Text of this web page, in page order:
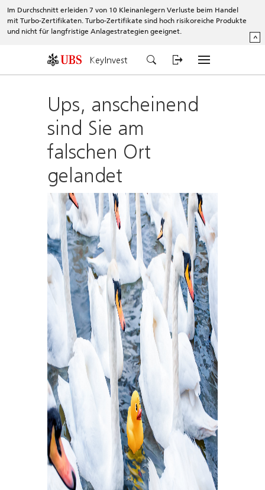
Im Durchschnitt erleiden 7 von 10 Kleinanlegern Verluste beim Handel
mit Turbo-Zertifikaten. Turbo-Zertifikate sind hoch risikoreiche Produkte
und nicht für langfristige Anlagestrategien geeignet.
^
KeyInvest
Ups, anscheinend
sind Sie am
falschen Ort
gelandet